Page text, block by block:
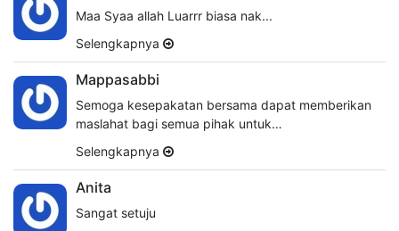
Maa Syaa allah Luarrr biasa nak...
Selengkapnya
Mappasabbi
Semoga kesepakatan bersama dapat memberikan
maslahat bagi semua pihak untuk…
Selengkapnya
Anita
Sangat setuju